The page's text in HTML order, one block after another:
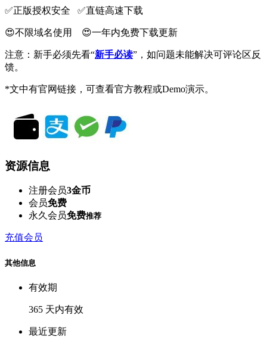
✅️正版授权安全 ✅️直链高速下载
😍不限域名使用 😍一年内免费下载更新
注意：新手必须先看“新手必读”，如问题未能解决可评论区反
馈。
*文中有官网链接，可查看官方教程或Demo演示。
资源信息
注册会员3金币
会员免费
永久会员免费推荐
充值会员
其他信息
有效期
365 天内有效
最近更新